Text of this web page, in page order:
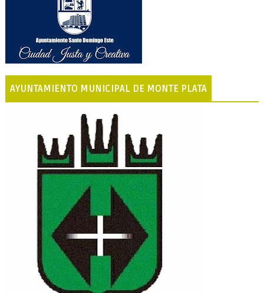
AYUNTAMIENTO MUNICIPAL DE MONTE PLATA